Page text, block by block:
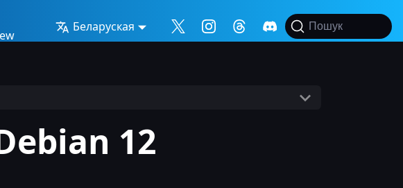
Беларуская Пошук
12